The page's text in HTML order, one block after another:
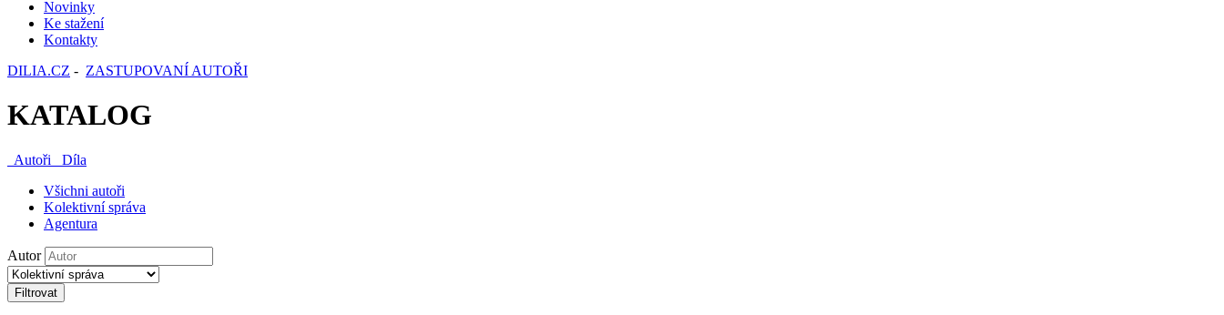
Novinky
Ke stažení
Kontakty
DILIA.CZ - ZASTUPOVANÍ AUTOŘI
KATALOG
Autoři
Díla
Všichni autoři
Kolektivní správa
Agentura
Autor
Filtrovat